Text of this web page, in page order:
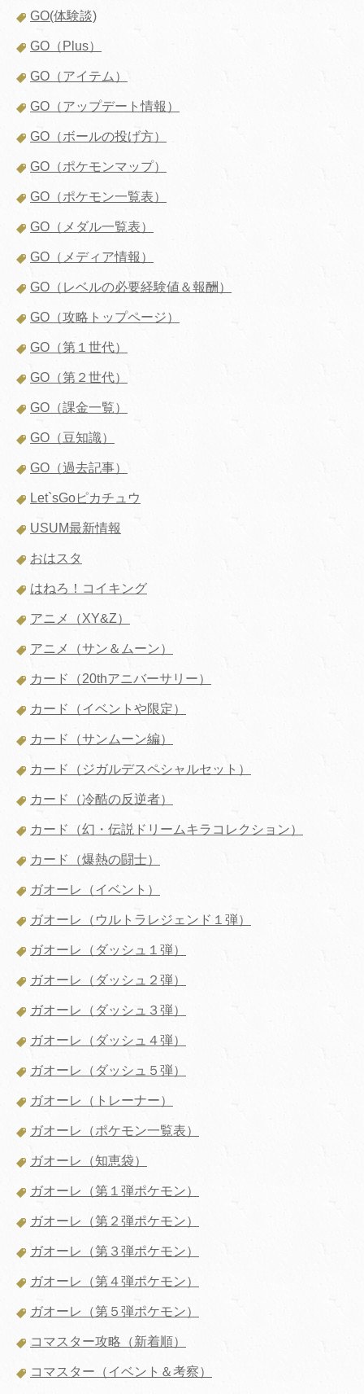
GO(体験談)
GO（Plus）
GO（アイテム）
GO（アップデート情報）
GO（ボールの投げ方）
GO（ポケモンマップ）
GO（ポケモン一覧表）
GO（メダル一覧表）
GO（メディア情報）
GO（レベルの必要経験値＆報酬）
GO（攻略トップページ）
GO（第１世代）
GO（第２世代）
GO（課金一覧）
GO（豆知識）
GO（過去記事）
Let`sGoピカチュウ
USUM最新情報
おはスタ
はねろ！コイキング
アニメ（XY&Z）
アニメ（サン＆ムーン）
カード（20thアニバーサリー）
カード（イベントや限定）
カード（サンムーン編）
カード（ジガルデスペシャルセット）
カード（冷酷の反逆者）
カード（幻・伝説ドリームキラコレクション）
カード（爆熱の闘士）
ガオーレ（イベント）
ガオーレ（ウルトラレジェンド１弾）
ガオーレ（ダッシュ１弾）
ガオーレ（ダッシュ２弾）
ガオーレ（ダッシュ３弾）
ガオーレ（ダッシュ４弾）
ガオーレ（ダッシュ５弾）
ガオーレ（トレーナー）
ガオーレ（ポケモン一覧表）
ガオーレ（知恵袋）
ガオーレ（第１弾ポケモン）
ガオーレ（第２弾ポケモン）
ガオーレ（第３弾ポケモン）
ガオーレ（第４弾ポケモン）
ガオーレ（第５弾ポケモン）
コマスター攻略（新着順）
コマスター（イベント＆考察）